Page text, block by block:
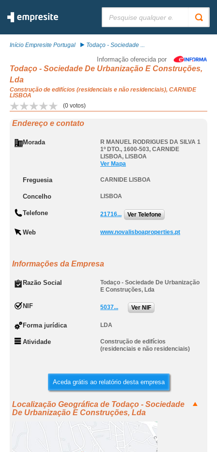
Início Empresite Portugal Todaço - Sociedade ...
Informação oferecida por
Todaço - Sociedade De Urbanização E Construções,
Lda
Construção de edifícios (residenciais e não residenciais), CARNIDE
LISBOA
(0 votos)
Endereço e contato
Morada
R MANUEL RODRIGUES DA SILVA 1
1º DTO., 1600-503, CARNIDE
LISBOA, LISBOA
Ver Mapa
Freguesia CARNIDE LISBOA
Concelho LISBOA
Telefone 21716... Ver Telefone
Web www.novalisboaproperties.pt
Informações da Empresa
Razão Social
Todaço - Sociedade De Urbanização
E Construções, Lda
NIF 5037... Ver NIF
Forma jurídica LDA
Atividade
Construção de edifícios
(residenciais e não residenciais)
Aceda grátis ao relatório desta empresa
Localização Geográfica de Todaço - Sociedade
De Urbanização E Construções, Lda